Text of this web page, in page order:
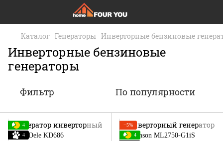
Каталог Генераторы Инверторные бензиновые
Инверторные бензиновые
генераторы
Фильтр По популярности
4
4
−5%
4